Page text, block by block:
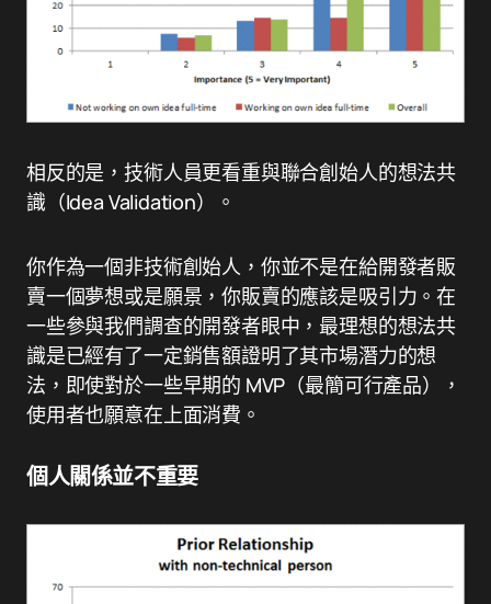
相反的是，技術人員更看重與聯合創始人的想法共
識（Idea Validation）。
你作為一個非技術創始人，你並不是在給開發者販
賣一個夢想或是願景，你販賣的應該是吸引力。在
一些參與我們調查的開發者眼中，最理想的想法共
識是已經有了一定銷售額證明了其市場潛力的想
法，即使對於一些早期的 MVP（最簡可行產品），
使用者也願意在上面消費。
個人關係並不重要